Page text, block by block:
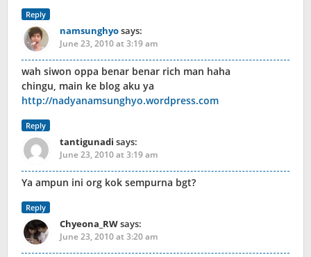
Reply
namsunghyosays:
June 23, 2010 at 3:19 am
wah siwon oppa benar benar rich man haha
chingu, main ke blog aku ya
http://nadyanamsunghyo.wordpress.com
Reply
tantigunadi says:
June 23, 2010 at 3:19 am
Ya ampun ini org kok sempurna bgt?
Reply
Chyeona_RWsays:
June 23, 2010 at 3:20 am